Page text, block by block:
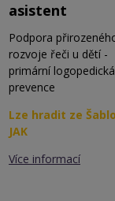
asistent
Podpora
rozvoje řeči u dětí -
primární logopedická
prevence
Lze hradit ze
JAK
Více informací